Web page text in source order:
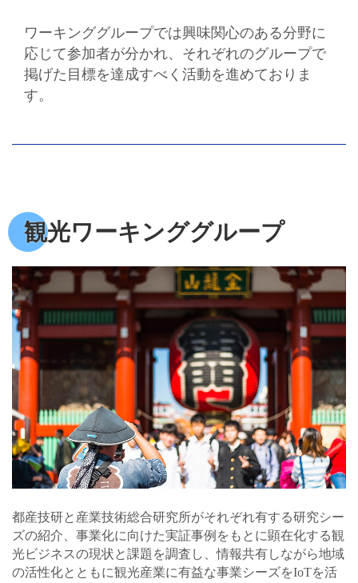
ワーキンググループでは興味関心のある分野に
応じて参加者が分かれ、それぞれのグループで
掲げた目標を達成すべく活動を進めておりま
す。
観光ワーキンググループ
都産技研と産業技術総合研究所がそれぞれ有する研究シー
ズの紹介、事業化に向けた実証事例をもとに顕在化する観
光ビジネスの現状と課題を調査し、情報共有しながら地域
の活性化とともに観光産業に有益な事業シーズをIoTを活